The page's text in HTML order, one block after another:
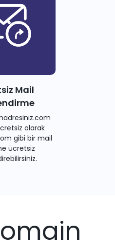
Mail
olarak
gibi bir mail
ücretsiz